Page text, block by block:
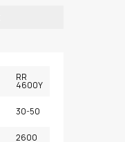
RR
4600Y
30-50
2600